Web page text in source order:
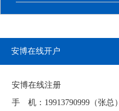
安博在线开户
安博在线注册
手 机：19913790999（张总）